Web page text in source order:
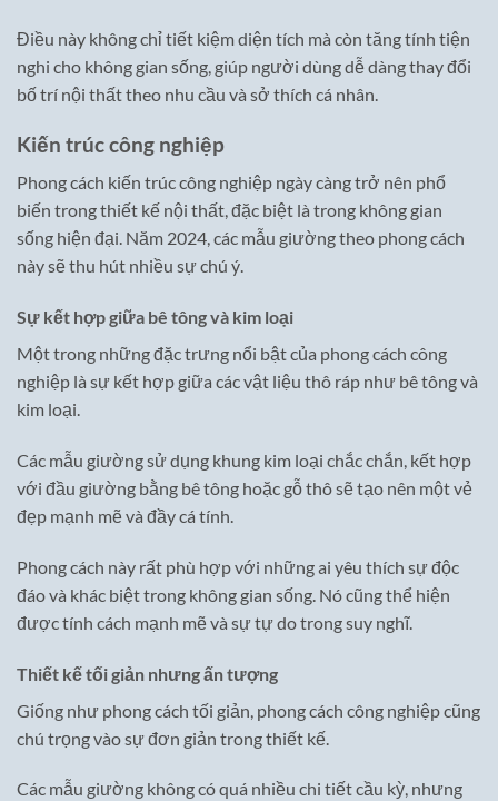
Điều này không chỉ tiết kiệm diện tích mà còn tăng tính tiện
nghi cho không gian sống, giúp người dùng dễ dàng thay đổi
bố trí nội thất theo nhu cầu và sở thích cá nhân.
Kiến trúc công nghiệp
Phong cách kiến trúc công nghiệp ngày càng trở nên phổ
biến trong thiết kế nội thất, đặc biệt là trong không gian
sống hiện đại. Năm 2024, các mẫu giường theo phong cách
này sẽ thu hút nhiều sự chú ý.
Sự kết hợp giữa bê tông và kim loại
Một trong những đặc trưng nổi bật của phong cách công
nghiệp là sự kết hợp giữa các vật liệu thô ráp như bê tông và
kim loại.
Các mẫu giường sử dụng khung kim loại chắc chắn, kết hợp
với đầu giường bằng bê tông hoặc gỗ thô sẽ tạo nên một vẻ
đẹp mạnh mẽ và đầy cá tính.
Phong cách này rất phù hợp với những ai yêu thích sự độc
đáo và khác biệt trong không gian sống. Nó cũng thể hiện
được tính cách mạnh mẽ và sự tự do trong suy nghĩ.
Thiết kế tối giản nhưng ấn tượng
Giống như phong cách tối giản, phong cách công nghiệp cũng
chú trọng vào sự đơn giản trong thiết kế.
Các mẫu giường không có quá nhiều chi tiết cầu kỳ, nhưng